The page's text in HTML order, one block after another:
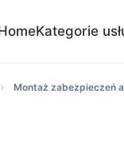
Kategorie
Montaż zabezpieczeń